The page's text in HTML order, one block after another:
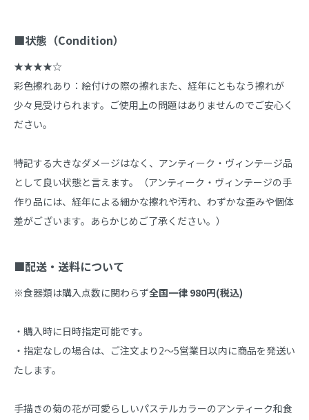
■状態（Condition）
★★★★☆
彩色擦れあり：絵付けの際の擦れまた、経年にともなう擦れが
少々見受けられます。ご使用上の問題はありませんのでご安心く
ださい。
特記する大きなダメージはなく、アンティーク・ヴィンテージ品
として良い状態と言えます。（アンティーク・ヴィンテージの手
作り品には、経年による細かな擦れや汚れ、わずかな歪みや個体
差がございます。あらかじめご了承ください。）
■配送・送料について
※食器類は購入点数に関わらず全国一律 980円(税込)
・購入時に日時指定可能です。
・指定なしの場合は、ご注文より2～5営業日以内に商品を発送い
たします。
手描きの菊の花が可愛らしいパステルカラーのアンティーク和食